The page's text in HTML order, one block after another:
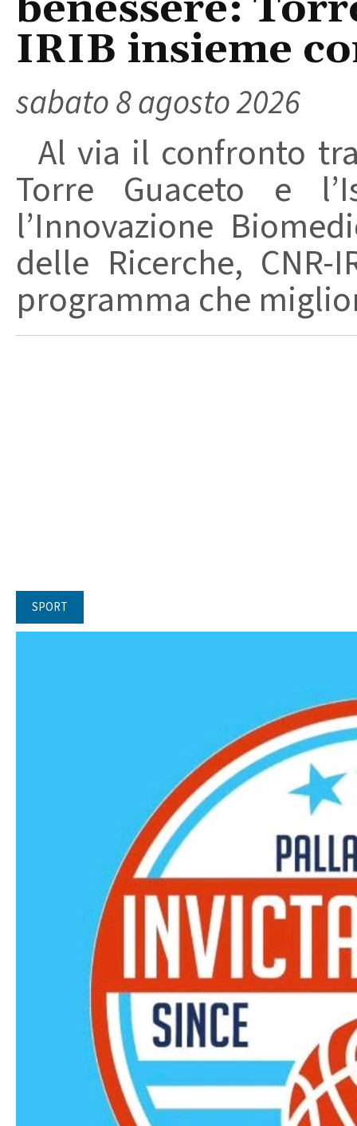
IRIB insieme
sabato 8 agosto 2026
Al via il confronto
Torre Guaceto e
l’Innovazione
delle Ricerche,
programma che
SPORT